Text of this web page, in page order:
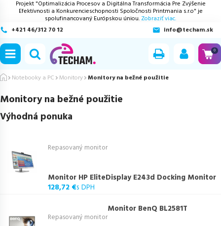
Projekt "Optimalizácia Procesov a Digitálna Transformácia Pre Zvýšenie
Efektívnosti a Konkurencieschopnosti Spoločnosti Printmania s.r.o" je
spolufinancovaný Európskou úniou. Zobraziť viac.
+421 46/312 70 12
info@techam.sk
0
Notebooky a PC Monitory Monitory na bežné použitie
Monitory na bežné použitie
Výhodná ponuka
Repasovaný monitor
Monitor HP EliteDisplay E243d Docking Monitor
128,72 €s DPH
Repasovaný monitor
Monitor BenQ BL2581T